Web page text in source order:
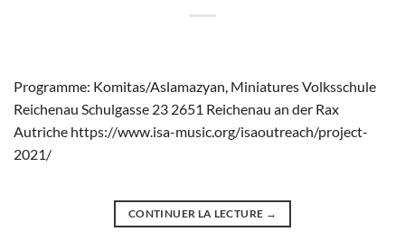
Programme: Komitas/Aslamazyan, Miniatures Volksschule
Reichenau Schulgasse 23 2651 Reichenau an der Rax
Autriche https://www.isa-music.org/isaoutreach/project-
2021/
CONTINUER LA LECTURE →